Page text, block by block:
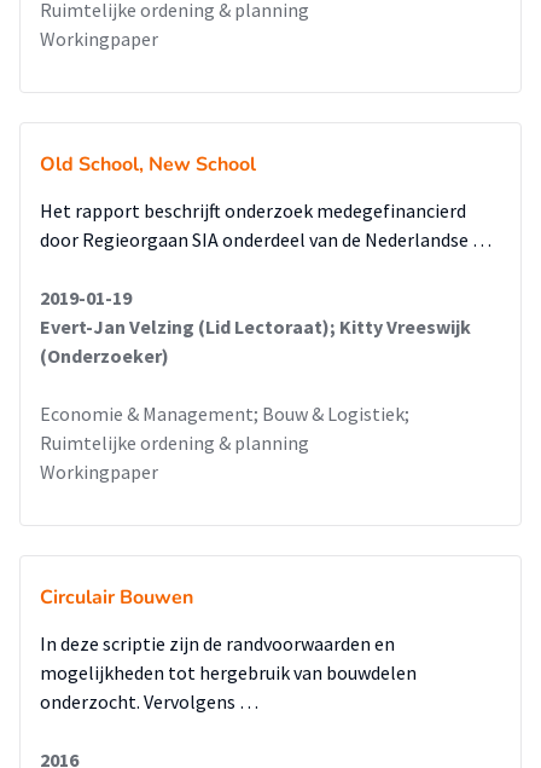
Ruimtelijke ordening & planning
Workingpaper
Old School, New School
Het rapport beschrijft onderzoek medegefinancierd
door Regieorgaan SIA onderdeel van de Nederlandse …
2019-01-19
Evert-Jan Velzing (Lid Lectoraat); Kitty Vreeswijk
(Onderzoeker)
Economie & Management; Bouw & Logistiek;
Ruimtelijke ordening & planning
Workingpaper
Circulair Bouwen
In deze scriptie zijn de randvoorwaarden en
mogelijkheden tot hergebruik van bouwdelen
onderzocht. Vervolgens …
2016